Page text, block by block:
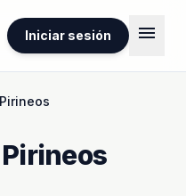
Iniciar sesión menu